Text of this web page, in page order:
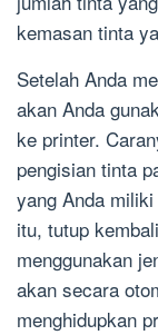
kemasan tinta
Setelah Anda
akan Anda
ke printer.
pengisian tinta
yang Anda
itu, tutup
menggunakan
akan secara
menghidupkan